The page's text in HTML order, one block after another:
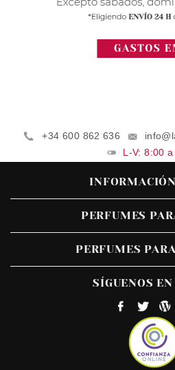
+34 600 862 636
L-V: 8:00
PERFUMES
PERFUMES
SÍGUENOS EN